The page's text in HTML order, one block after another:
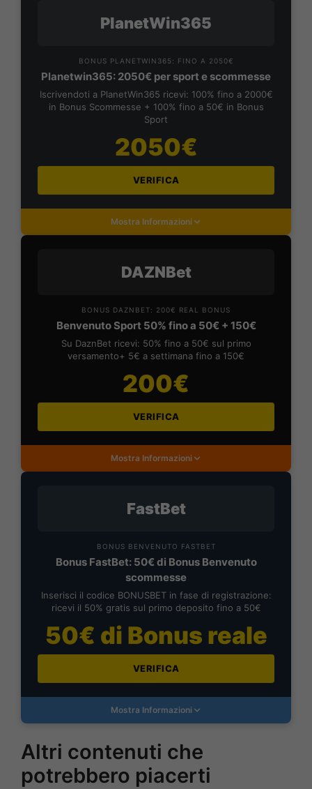
PlanetWin365
BONUS PLANETWIN365: FINO A 2050€
Planetwin365: 2050€ per sport e scommesse
Iscrivendoti a PlanetWin365 ricevi: 100% fino a 2000€
in Bonus Scommesse + 100% fino a 50€ in Bonus
Sport
2050€
VERIFICA
Mostra Informazioni
DAZNBet
BONUS DAZNBET: 200€ REAL BONUS
Benvenuto Sport 50% fino a 50€ + 150€
Su DaznBet ricevi: 50% fino a 50€ sul primo
versamento+ 5€ a settimana fino a 150€
200€
VERIFICA
Mostra Informazioni
FastBet
BONUS BENVENUTO FASTBET
Bonus FastBet: 50€ di Bonus Benvenuto
scommesse
Inserisci il codice BONUSBET in fase di registrazione:
ricevi il 50% gratis sul primo deposito fino a 50€
50€ di Bonus reale
VERIFICA
Mostra Informazioni
Altri contenuti che
potrebbero piacerti